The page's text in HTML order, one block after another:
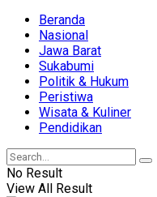
Beranda
Nasional
Jawa Barat
Sukabumi
Politik & Hukum
Peristiwa
Wisata & Kuliner
Pendidikan
No Result
View All Result